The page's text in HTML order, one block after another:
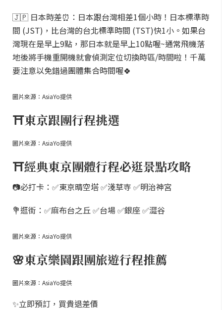
🇯🇵 日本時差⏰：日本跟台灣相差1個小時！日本標準時
間 (JST)，比台灣的台北標準時間 (TST)快1小。如果台
灣現在是早上9點，那日本就是早上10點喔~通常飛機落
地後將手機重開機就會偵測定位切換時區/時間啦！千萬
要注意以免錯過團體集合時間喔🍀
圖片來源：AsiaYo提供
⛩️東京跟團行程挑選
圖片來源：AsiaYo提供
⛩️經典東京團體行程必逛景點攻略
📷必打卡：✅東京晴空塔 ✅淺草寺 ✅明治神宮
💐逛街：✅麻布台之丘 ✅台場 ✅銀座 ✅澀谷
圖片來源：AsiaYo提供
🌸東京樂園跟團旅遊行程推薦
圖片來源：AsiaYo提供
✨立即預訂，買貴退差價